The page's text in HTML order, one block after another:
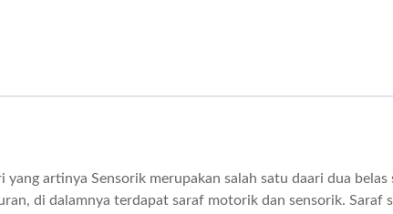
yang artinya Sensorik merupakan salah satu daari dua
di dalamnya terdapat saraf motorik dan sensorik. Saraf